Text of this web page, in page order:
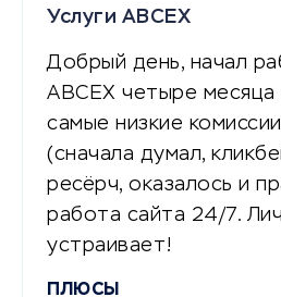
Услуги АВСЕХ
Добрый день, начал
АВСЕХ четыре месяца
самые низкие
(сначала думал,
ресёрч, оказалось и
работа сайта 24/7.
устраивает!
ПЛЮСЫ